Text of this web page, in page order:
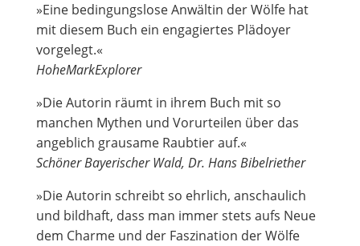
»Eine bedingungslose Anwältin der Wölfe hat
mit diesem Buch ein engagiertes Plädoyer
vorgelegt.«
HoheMarkExplorer
»Die Autorin räumt in ihrem Buch mit so
manchen Mythen und Vorurteilen über das
angeblich grausame Raubtier auf.«
Schöner Bayerischer Wald, Dr. Hans Bibelriether
»Die Autorin schreibt so ehrlich, anschaulich
und bildhaft, dass man immer stets aufs Neue
dem Charme und der Faszination der Wölfe